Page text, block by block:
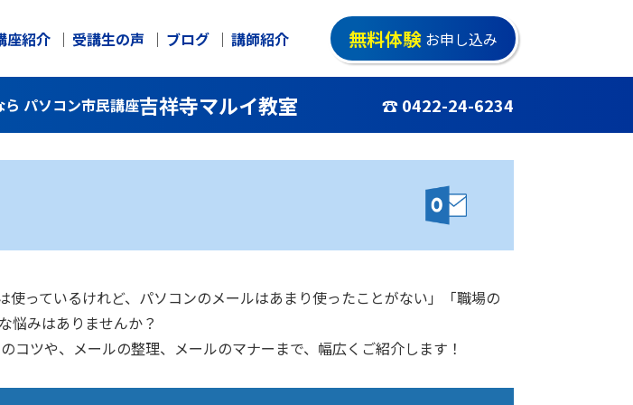
座紹介 受講生の声 ブログ 講師紹介 無料体験 お申し込み
パソコン市民講座吉祥寺マルイ教室 ☎ 0422-24-6234
っているけれど、パソコンのメールはあまり使ったことがない」「職場の
悩みはありませんか？
ツや、メールの整理、メールのマナーまで、幅広くご紹介します！